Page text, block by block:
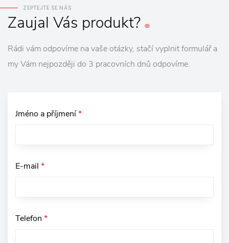
ZEPTEJTE SE NÁS
Zaujal Vás produkt?
Rádi vám odpovíme na vaše otázky, stačí vyplnit formulář a
my Vám nejpozději do 3 pracovních dnů odpovíme.
Jméno a příjmení*
E-mail *
Telefon *